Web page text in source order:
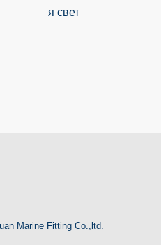
я свет
Marine Fitting Co.,ltd.